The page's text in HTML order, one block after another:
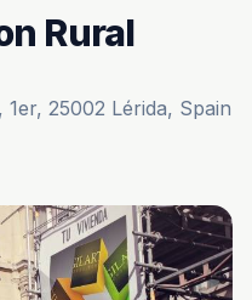
Rural
25002 Lérida, Spain